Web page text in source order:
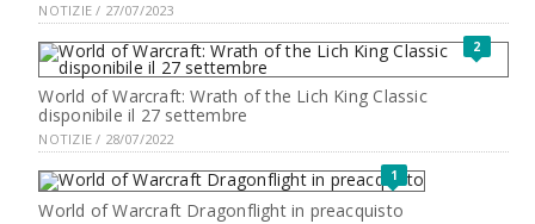
NOTIZIE / 27/07/2023
2
World of Warcraft: Wrath of the Lich King Classic
disponibile il 27 settembre
NOTIZIE / 28/07/2022
1
World of Warcraft Dragonflight in preacquisto